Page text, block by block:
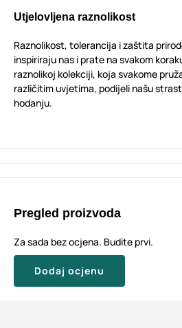
Utjelovljena raznolikost
Raznolikost, tolerancija i zaštita
inspiriraju nas i prate na svakom
raznolikoj kolekciji, koja svakome
različitim uvjetima, podijeli našu
hodanju.
Pregled proizvoda
Za sada bez ocjena. Budite prvi.
Dodaj ocjenu